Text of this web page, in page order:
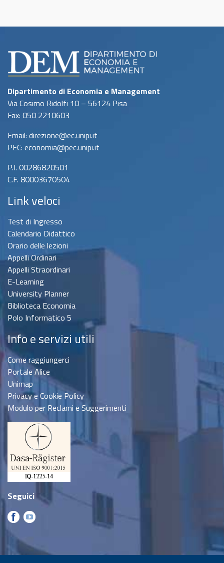
Dipartimento di Economia e Management
Via Cosimo Ridolfi 10 – 56124 Pisa
Fax: 050 2210603
Email: direzione@ec.unipi.it
PEC: economia@pec.unipi.it
P.I. 00286820501
C.F. 80003670504
Link veloci
Test di Ingresso
Calendario Didattico
Orario delle lezioni
Appelli Ordinari
Appelli Straordinari
E-Learning
University Planner
Biblioteca Economia
Polo Informatico 5
Info e servizi utili
Come raggiungerci
Portale Alice
Unimap
Privacy e Cookie Policy
Modulo per Reclami e Suggerimenti
Seguici